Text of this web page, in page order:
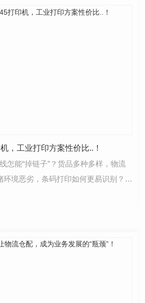
，工业打印方案性价比..！
怎能“掉链子”？货品多种多样，物流
环境恶劣，条码打印如何更易识别？零
兼顾运营成本？……应用场…